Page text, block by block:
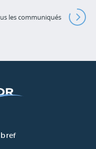
les communiqués